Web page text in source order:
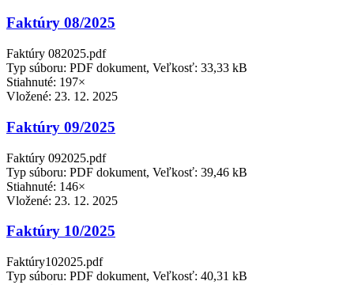
Faktúry 08/2025
Faktúry 082025.pdf
Typ súboru: PDF dokument, Veľkosť: 33,33 kB
Stiahnuté: 197×
Vložené: 23. 12. 2025
Faktúry 09/2025
Faktúry 092025.pdf
Typ súboru: PDF dokument, Veľkosť: 39,46 kB
Stiahnuté: 146×
Vložené: 23. 12. 2025
Faktúry 10/2025
Faktúry102025.pdf
Typ súboru: PDF dokument, Veľkosť: 40,31 kB